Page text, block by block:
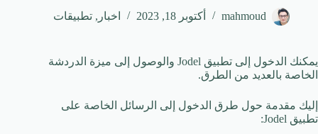
mahmoud أكتوبر 18, 2023 اخبار , تطبيقات
يمكنك الدخول إلى تطبيق Jodel والوصول إلى ميزة الدردشة
الخاصة بالعديد من الطرق.
إليك مقدمة حول طرق الدخول إلى الرسائل الخاصة على
تطبيق Jodel: